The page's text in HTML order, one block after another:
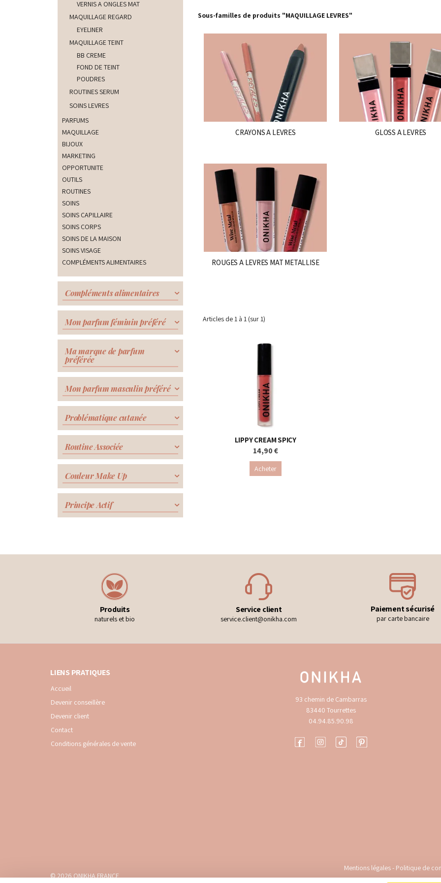
VERNIS A ONGLES MAT
MAQUILLAGE REGARD
EYELINER
MAQUILLAGE TEINT
BB CREME
FOND DE TEINT
POUDRES
ROUTINES SERUM
SOINS LEVRES
PARFUMS
MAQUILLAGE
BIJOUX
MARKETING
OPPORTUNITE
OUTILS
ROUTINES
SOINS
SOINS CAPILLAIRE
SOINS CORPS
SOINS DE LA MAISON
SOINS VISAGE
COMPLÉMENTSALIMENTAIRES
Compléments alimentaires
Mon parfum féminin préféré
Ma marque de parfum
préférée
Mon parfum masculin préféré
Problématique cutanée
Routine Associée
Couleur Make Up
Principe Actif
Sous-familles de produits "MAQUILLAGE LEVRES"
CRAYONS A LEVRES GLOSS A LEVRES
ROUGES A LEVRES MAT METALLISE
Articles de1 à 1 (sur1)
LIPPY CREAM SPICY
14,90 €
Acheter
Produits
naturels et bio
Service client
service.client@onikha.com
Paiement sécurisé
par carte bancaire
LIENS PRATIQUES
Accueil
Devenir conseillère
Devenir client
Contact
Conditions générales de vente
93 chemin de Cambarras
83440 Tourrettes
04.94.85.90.98
© 2026 ONIKHA FRANCE
Mentions légales- Politique de